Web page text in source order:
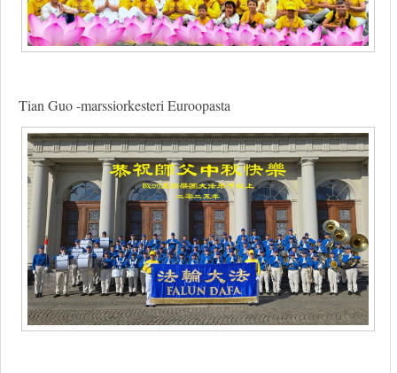
Tian Guo -marssiorkesteri Euroopasta